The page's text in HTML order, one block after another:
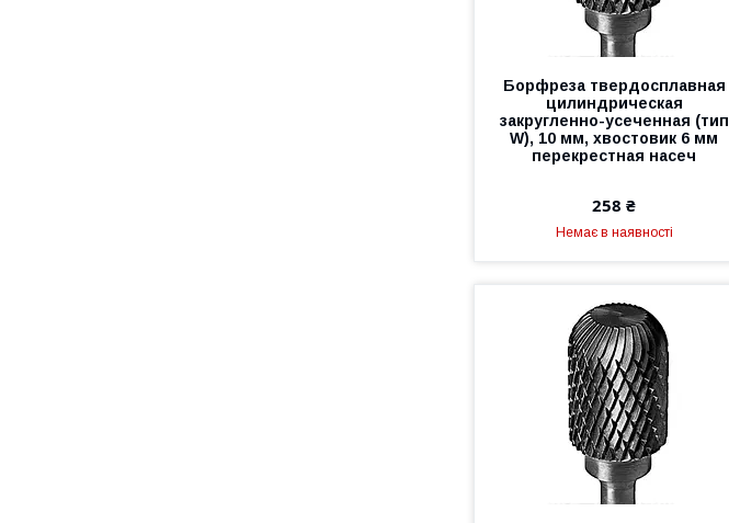
Борфреза твердосплавная
цилиндрическая
закругленно-усеченная (тип
W), 10 мм, хвостовик 6 мм
перекрестная насеч
258 ₴
Немає в наявності